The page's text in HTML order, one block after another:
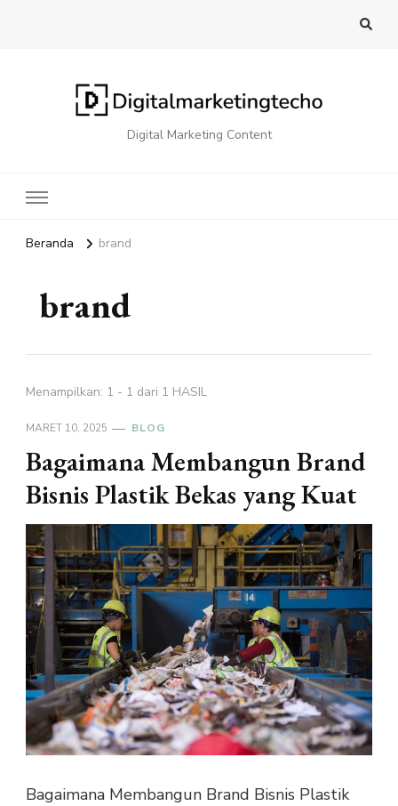
Digital Marketing Content
Beranda brand
brand
Menampilkan: 1 - 1 dari 1 HASIL
MARET 10, 2025 BLOG
Bagaimana Membangun Brand
Bisnis Plastik Bekas yang Kuat
Bagaimana Membangun Brand Bisnis Plastik